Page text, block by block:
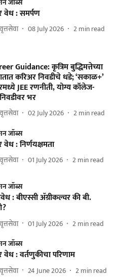
वेध : समर्पण
08 July 2026 2min read
Guidance: कृत्रिम बुद्धिमत्तेच्या
करिअर निवडीचे धडे; ‘सकाळ+’
JEE रणनीती, योग्य कॉलेज-
भर
02 July 2026 2min read
जॉब्स
: निर्णयक्षमता
01 July 2026 2min read
जॉब्स
: बीएस्सी ॲग्रीकल्चर की बी.
01 July 2026 2min read
जॉब्स
वेध : वर्तणुकीचा परिणाम
24 June 2026 2min read